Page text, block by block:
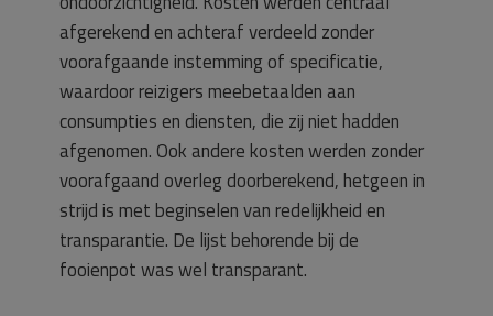
afgerekend en achteraf verdeeld zonder
voorafgaande instemming of specificatie,
waardoor reizigers meebetaalden aan
consumpties en diensten, die zij niet hadden
afgenomen. Ook andere kosten werden zonder
voorafgaand overleg doorberekend, hetgeen in
strijd is met beginselen van redelijkheid en
transparantie. De lijst behorende bij de
fooienpot was wel transparant.